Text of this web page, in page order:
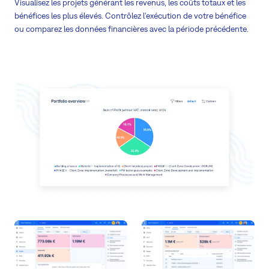
Visualisez les projets générant les revenus, les coûts totaux et les
bénéfices les plus élevés. Contrôlez l'exécution de votre bénéfice
ou comparez les données financières avec la période précédente.